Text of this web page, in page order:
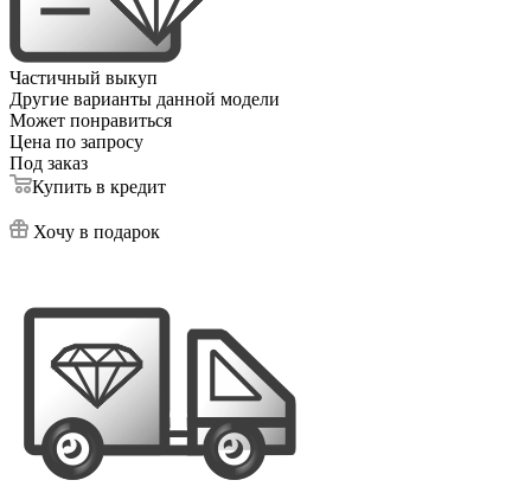
Частичный выкуп
Другие варианты данной модели
Может понравиться
Цена по запросу
Под заказ
Купить в кредит
Хочу в подарок